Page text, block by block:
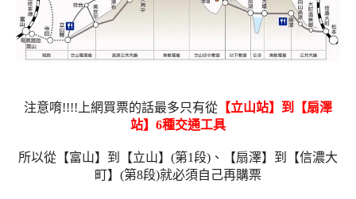
注意唷!!!!上網買票的話最多只有從 【立山站】到【扇澤
站】6種交通工具
所以從【富山】到【立山】(第1段)、【扇澤】到【信濃大
町】(第8段)就必須自己再購票